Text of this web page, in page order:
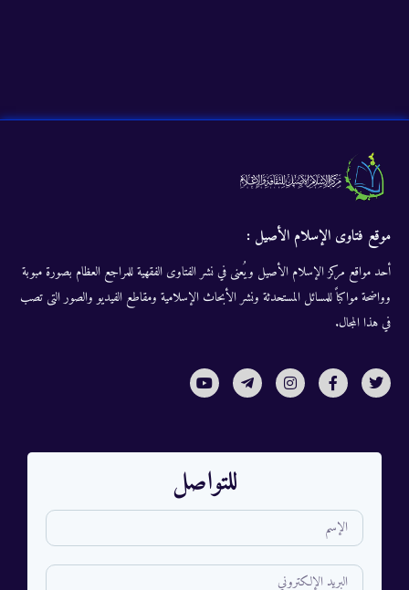
موقع فتاوى الإسلام الأصيل :
أحد مواقع مركز الإسلام الأصيل ويُعنى في نشر الفتاوى الفقهية للمراجع العظام بصورة مبوبة
وواضحة مواكباً للمسائل المستحدثة ونشر الأبحاث الإسلامية ومقاطع الفيديو والصور التى تصب
في هذا المجال.
للتواصل